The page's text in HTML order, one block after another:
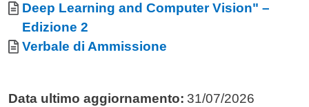
Deep Learning and Computer Vision" –
Edizione 2
Documento
Verbale di Ammissione
Data ultimo aggiornamento: 31/07/2026